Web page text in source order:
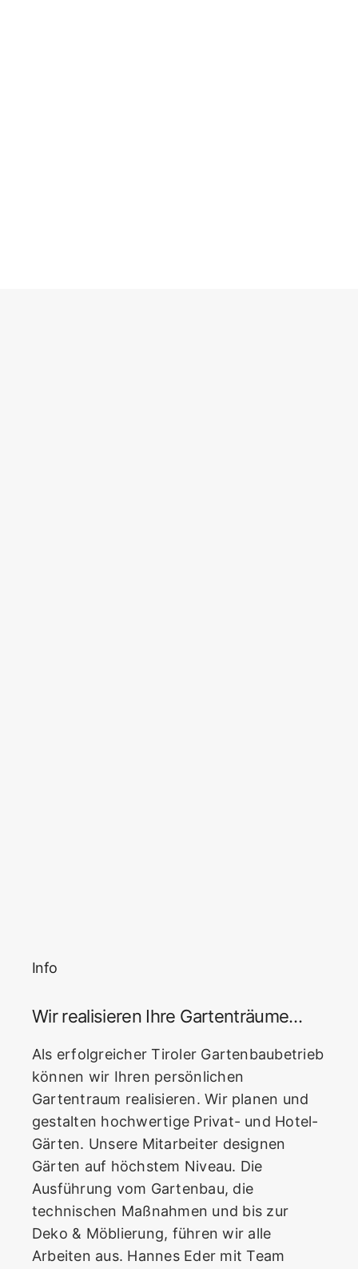
Info
Wir realisieren Ihre Gartenträume…
Als erfolgreicher Tiroler Gartenbaubetrieb
können wir Ihren persönlichen
Gartentraum realisieren. Wir planen und
gestalten hochwertige Privat- und Hotel-
Gärten. Unsere Mitarbeiter designen
Gärten auf höchstem Niveau. Die
Ausführung vom Gartenbau, die
technischen Maßnahmen und bis zur
Deko & Möblierung, führen wir alle
Arbeiten aus. Hannes Eder mit Team